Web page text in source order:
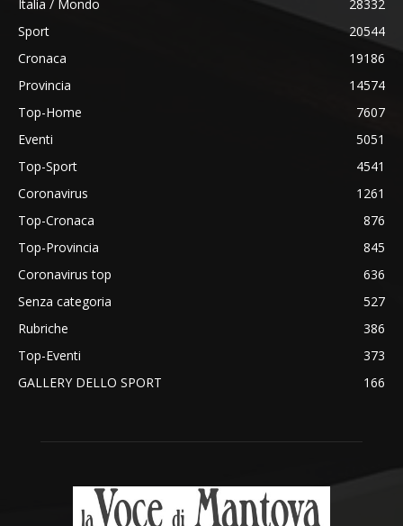
Italia / Mondo
28332
Sport
20544
Cronaca
19186
Provincia
14574
Top-Home
7607
Eventi
5051
Top-Sport
4541
Coronavirus
1261
Top-Cronaca
876
Top-Provincia
845
Coronavirus top
636
Senza categoria
527
Rubriche
386
Top-Eventi
373
GALLERY DELLO SPORT
166